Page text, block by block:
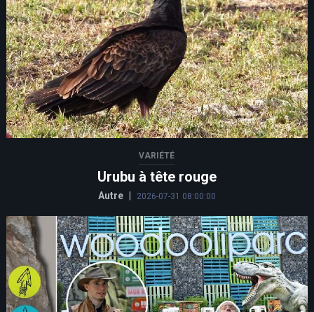
VARIÉTÉ
Urubu à tête rouge
Autre 2026-07-31 08:00:00